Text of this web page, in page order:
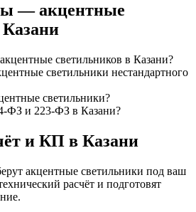
—акцентные
светильников в Казани?
светильники нестандартного
светильники?
ФЗ и 223-ФЗ в Казани?
и КП в Казани
акцентные светильники под ваш
расчёт и подготовят